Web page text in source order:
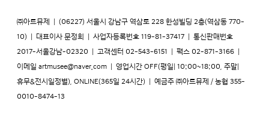
㈜아트뮤제 (06227) 서울시 강남구 역삼로 228 한성빌딩 2층(역삼동 770-
10) 대표이사 문정희 사업자등록번호 119-81-37417 통신판매번호
2017-서울강남-02320 고객센터 02-543-6151 팩스 02-871-3166
이메일 artmusee@naver.com 영업시간 OFF(평일| 10:00~18:00, 주말|
휴무&전시일정별), ONLINE(365일 24시간) 예금주 ㈜아트뮤제 / 농협 355-
0010-8474-13